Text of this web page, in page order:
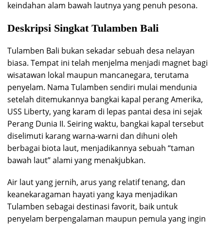
keindahan alam bawah lautnya yang penuh pesona.
Deskripsi Singkat Tulamben Bali
Tulamben Bali bukan sekadar sebuah desa nelayan
biasa. Tempat ini telah menjelma menjadi magnet bagi
wisatawan lokal maupun mancanegara, terutama
penyelam. Nama Tulamben sendiri mulai mendunia
setelah ditemukannya bangkai kapal perang Amerika,
USS Liberty, yang karam di lepas pantai desa ini sejak
Perang Dunia II. Seiring waktu, bangkai kapal tersebut
diselimuti karang warna-warni dan dihuni oleh
berbagai biota laut, menjadikannya sebuah “taman
bawah laut” alami yang menakjubkan.
Air laut yang jernih, arus yang relatif tenang, dan
keanekaragaman hayati yang kaya menjadikan
Tulamben sebagai destinasi favorit, baik untuk
penyelam berpengalaman maupun pemula yang ingin